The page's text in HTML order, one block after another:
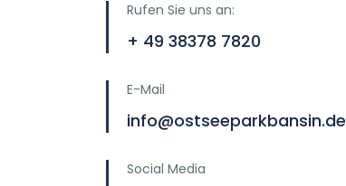
Rufen Sie uns an:
+ 49 38378 7820
E-Mail
info@ostseeparkbansin.de
Social Media